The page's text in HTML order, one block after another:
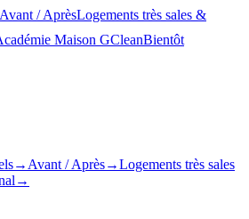
Avant / AprèsLogements très sales &
Maison GCleanBientôt
→ Avant / Après→Logements très sales
→